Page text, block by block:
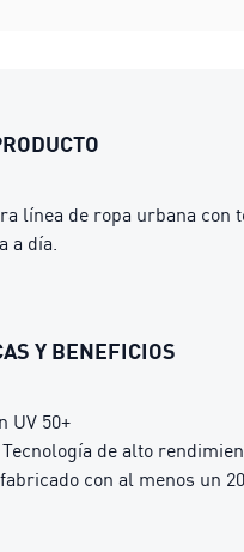
línea de ropa urbana
a día.
Y BENEFICIOS
UV 50+
de alto
con al menos un